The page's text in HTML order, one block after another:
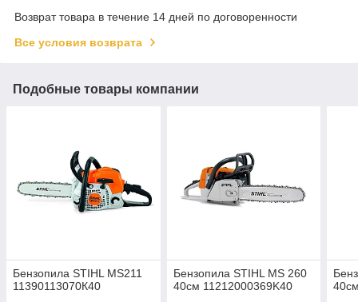
Возврат товара в течение 14 дней по договоренности
Все условия возврата
Подобные товары компании
Бензопила STIHL MS211
11390113070К40
Бензопила STIHL MS 260
40см 11212000369K40